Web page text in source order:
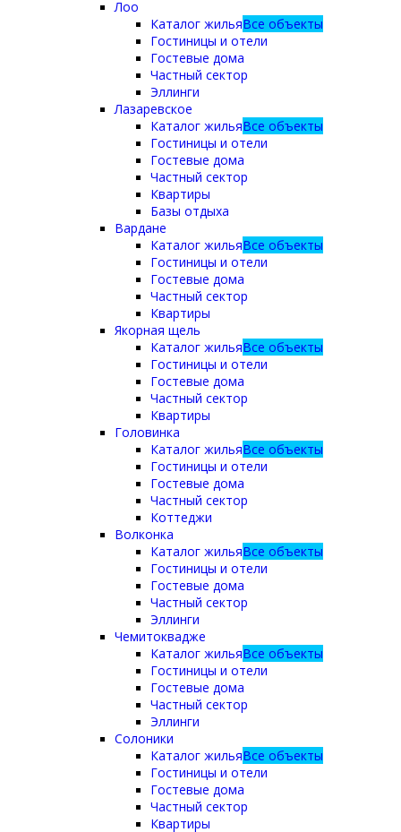
Лоо
Каталог жильяВсе объекты
Гостиницы и отели
Гостевые дома
Частный сектор
Эллинги
Лазаревское
Каталог жильяВсе объекты
Гостиницы и отели
Гостевые дома
Частный сектор
Квартиры
Базы отдыха
Вардане
Каталог жильяВсе объекты
Гостиницы и отели
Гостевые дома
Частный сектор
Квартиры
Якорная щель
Каталог жильяВсе объекты
Гостиницы и отели
Гостевые дома
Частный сектор
Квартиры
Головинка
Каталог жильяВсе объекты
Гостиницы и отели
Гостевые дома
Частный сектор
Коттеджи
Волконка
Каталог жильяВсе объекты
Гостиницы и отели
Гостевые дома
Частный сектор
Эллинги
Чемитоквадже
Каталог жильяВсе объекты
Гостиницы и отели
Гостевые дома
Частный сектор
Эллинги
Солоники
Каталог жильяВсе объекты
Гостиницы и отели
Гостевые дома
Частный сектор
Квартиры